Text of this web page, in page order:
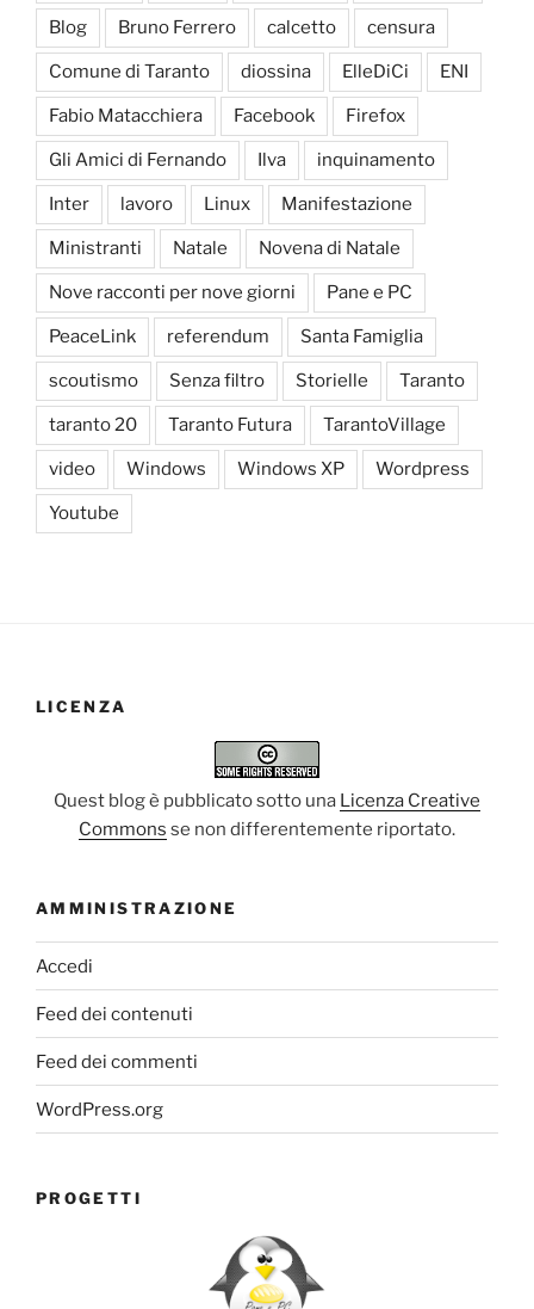
Blog Bruno Ferrero calcetto censura
Comune di Taranto diossina ElleDiCi ENI
Fabio Matacchiera Facebook Firefox
Gli Amici di Fernando Ilva inquinamento
Inter lavoro Linux Manifestazione
Ministranti Natale Novena di Natale
Nove racconti per nove giorni Pane e PC
PeaceLink referendum Santa Famiglia
scoutismo Senza filtro Storielle Taranto
taranto 20 Taranto Futura TarantoVillage
video Windows Windows XP Wordpress
Youtube
LICENZA
Quest blog è pubblicato sotto una Licenza Creative
Commons se non differentemente riportato.
AMMINISTRAZIONE
Accedi
Feed dei contenuti
Feed dei commenti
WordPress.org
PROGETTI